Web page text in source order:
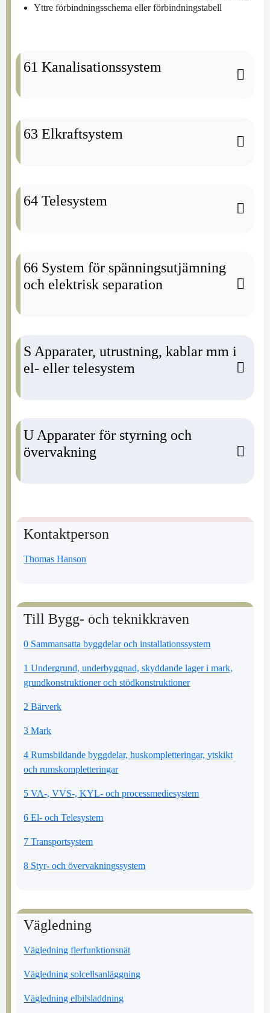
Yttre förbindningsschema eller förbindningstabell
61 Kanalisationssystem
63 Elkraftsystem
64 Telesystem
66 System för spänningsutjämning
och elektrisk separation
S Apparater, utrustning, kablar mm i
el- eller telesystem
U Apparater för styrning och
övervakning
Kontaktperson
Thomas Hanson
Till Bygg- och teknikkraven
0 Sammansatta byggdelar och installationssystem
1 Undergrund, underbyggnad, skyddande lager i mark,
grundkonstruktioner och stödkonstruktioner
2 Bärverk
3 Mark
4 Rumsbildande byggdelar, huskompletteringar, ytskikt
och rumskompletteringar
5 VA-, VVS-, KYL- och processmediesystem
6 El- och Telesystem
7 Transportsystem
8 Styr- och övervakningssystem
Vägledning
Vägledning flerfunktionsnät
Vägledning solcellsanläggning
Vägledning elbilsladdning